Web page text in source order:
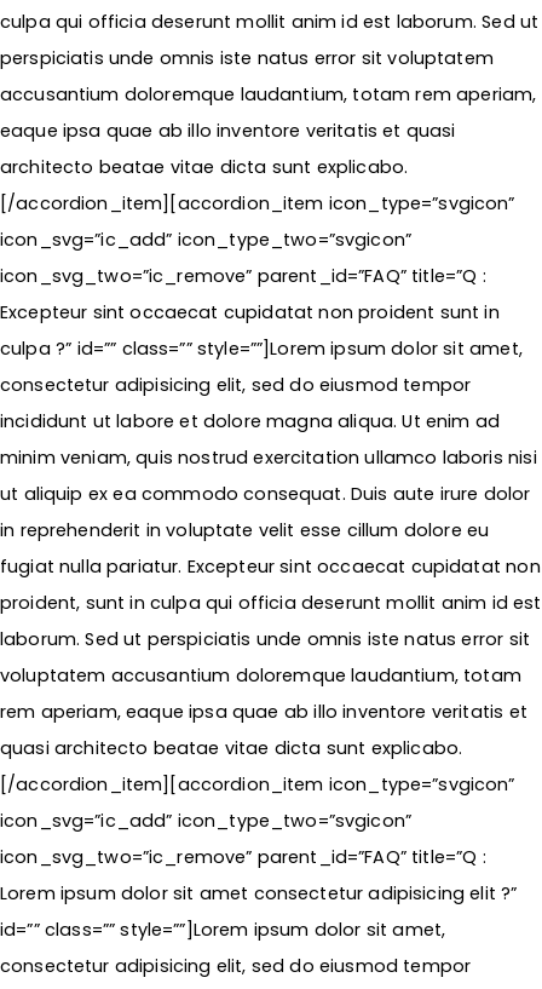
culpa qui officia deserunt mollit anim id est laborum. Sed ut
perspiciatis unde omnis iste natus error sit voluptatem
accusantium doloremque laudantium, totam rem aperiam,
eaque ipsa quae ab illo inventore veritatis et quasi
architecto beatae vitae dicta sunt explicabo.
[/accordion_item][accordion_item icon_type=”svgicon”
icon_svg=”ic_add” icon_type_two=”svgicon”
icon_svg_two=”ic_remove” parent_id=”FAQ” title=”Q :
Excepteur sint occaecat cupidatat non proident sunt in
culpa ?” id=”” class=”” style=””]Lorem ipsum dolor sit amet,
consectetur adipisicing elit, sed do eiusmod tempor
incididunt ut labore et dolore magna aliqua. Ut enim ad
minim veniam, quis nostrud exercitation ullamco laboris nisi
ut aliquip ex ea commodo consequat. Duis aute irure dolor
in reprehenderit in voluptate velit esse cillum dolore eu
fugiat nulla pariatur. Excepteur sint occaecat cupidatat non
proident, sunt in culpa qui officia deserunt mollit anim id est
laborum. Sed ut perspiciatis unde omnis iste natus error sit
voluptatem accusantium doloremque laudantium, totam
rem aperiam, eaque ipsa quae ab illo inventore veritatis et
quasi architecto beatae vitae dicta sunt explicabo.
[/accordion_item][accordion_item icon_type=”svgicon”
icon_svg=”ic_add” icon_type_two=”svgicon”
icon_svg_two=”ic_remove” parent_id=”FAQ” title=”Q :
Lorem ipsum dolor sit amet consectetur adipisicing elit ?”
id=”” class=”” style=””]Lorem ipsum dolor sit amet,
consectetur adipisicing elit, sed do eiusmod tempor